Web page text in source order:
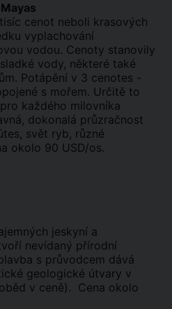
cenot neboli krasových
vyplachování
vodou. Cenoty stanovily
vody, některé také
Potápění v 3 cenotes -
s mořem. Určitě to
každého milovníka
dokonalá průzračnost
svět ryb, různé
okolo 90 USD/os.
jeskyní a
nevídaný přírodní
s průvodcem dává
geologické útvary v
v ceně). Cena okolo